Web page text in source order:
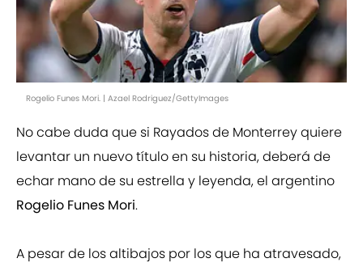
Rogelio Funes Mori. | Azael Rodriguez/GettyImages
No cabe duda que si Rayados de Monterrey quiere
levantar un nuevo título en su historia, deberá de
echar mano de su estrella y leyenda, el argentino
Rogelio Funes Mori.
A pesar de los altibajos por los que ha atravesado,